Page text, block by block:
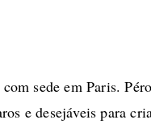
sede em Paris.
e desejáveis para